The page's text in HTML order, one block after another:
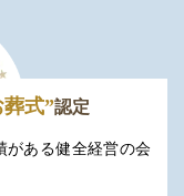
式”認定
がある健全経営の会